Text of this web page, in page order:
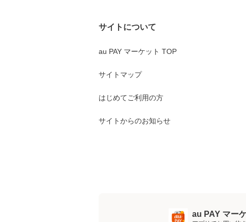
サイトについて
au PAY マーケット TOP
サイトマップ
はじめてご利用の方
サイトからのお知らせ
au PAY マー